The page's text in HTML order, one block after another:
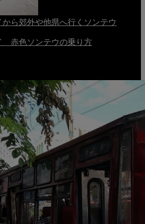
から郊外や他県へ行くソンテウ
赤色ソンテウの乗り方